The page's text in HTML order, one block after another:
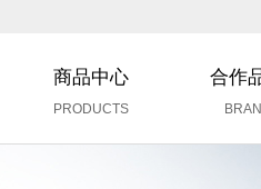
商品中心
PRODUCTS
合作